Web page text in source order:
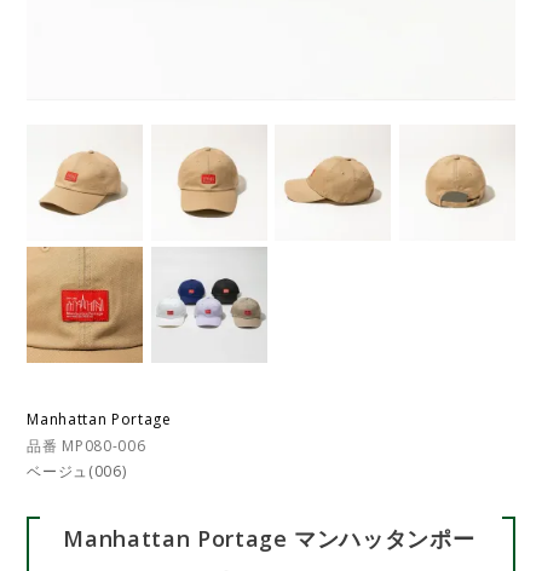
Manhattan Portage
品番 MP080-006
ベージュ(006)
Manhattan Portage マンハッタンポー